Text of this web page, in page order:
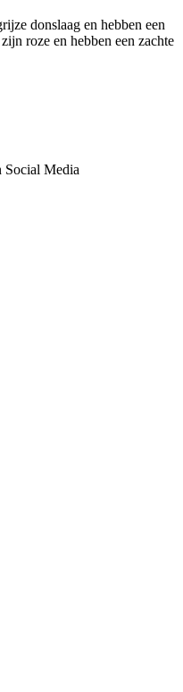
donslaag en hebben een
roze en hebben een zachte
Social Media